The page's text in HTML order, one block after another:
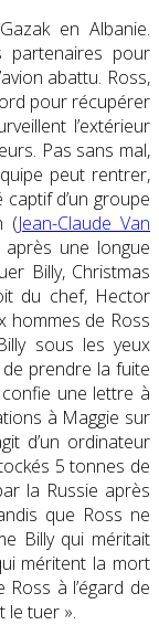
en Albanie.
partenaires pour
abattu. Ross,
pour récupérer
l’extérieur
Pas sans mal,
peut rentrer,
captif d’un groupe
(Jean-Claude Van
une longue
Billy, Christmas
du chef, Hector
hommes de Ross
sous les yeux
prendre la fuite
confie une lettre à
à Maggie sur
d’un ordinateur
5 tonnes de
la Russie après
que Ross ne
Billy qui méritait
méritent la mort
à l’égard de
le tuer ».